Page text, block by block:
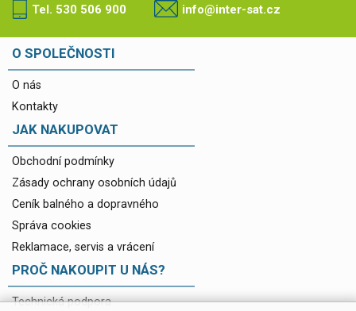
Tel. 530 506 900 info@inter-sat.cz
O SPOLEČNOSTI
O nás
Kontakty
JAK NAKUPOVAT
Obchodní podmínky
Zásady ochrany osobních údajů
Ceník balného a dopravného
Správa cookies
Reklamace, servis a vrácení
PROČ NAKOUPIT U NÁS?
Technická podpora